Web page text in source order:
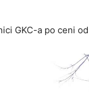
GKC-a po ceni